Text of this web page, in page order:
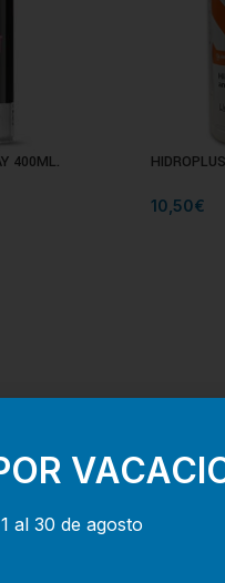
400ML.
10,50€
al 30 de agosto